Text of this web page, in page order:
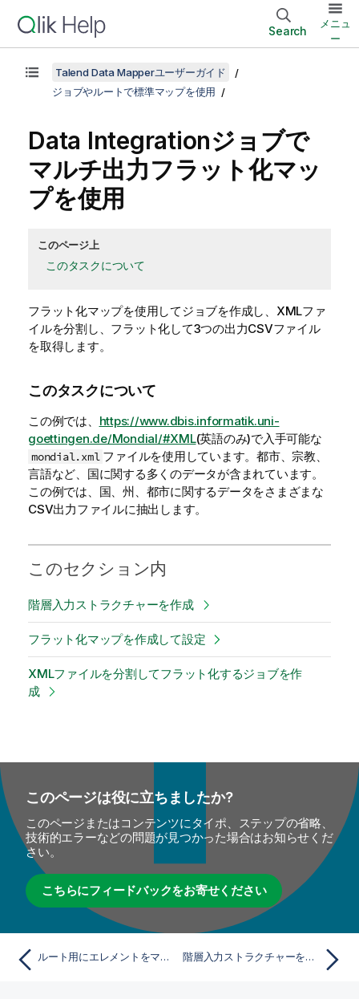
Search
メニュ
ー
Talend Data Mapperユーザーガイド
ジョブやルートで標準マップを使用
Data Integrationジョブで
マルチ出力フラット化マッ
プを使用
このページ上
このタスクについて
フラット化マップを使用してジョブを作成し、XMLファ
イルを分割し、フラット化して3つの出力CSVファイル
を取得します。
このタスクについて
この例では、 https://www.dbis.informatik.uni-
goettingen.de/Mondial/#XML(英語のみ)で入手可能な
mondial.xml ファイルを使用しています。都市、宗教、
言語など、国に関する多くのデータが含まれています。
この例では、国、州、都市に関するデータをさまざまな
CSV出力ファイルに抽出します。
このセクション内
階層入力ストラクチャーを作成
フラット化マップを作成して設定
XMLファイルを分割してフラット化するジョブを作
成
このページは役に立ちましたか?
このページまたはコンテンツにタイポ、ステップの省略、
技術的エラーなどの問題が見つかった場合はお知らせくだ
さい。
こちらにフィードバックをお寄せください
ルート用にエレメントをマッピング 階層入力ストラクチャーを作成